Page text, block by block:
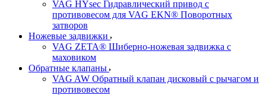
VAG HYsec Гидравлический привод с
противовесом для VAG EKN® Поворотных
затворов
Ножевые задвижки
VAG ZETA® Шиберно-ножевая задвижка с
маховиком
Обратные клапаны
VAG AW Обратный клапан дисковый с рычагом и
противовесом